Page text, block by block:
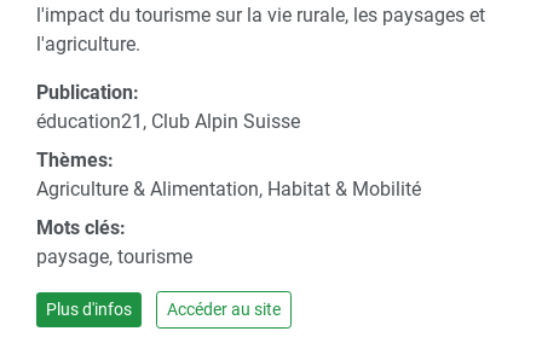
l'impact du tourisme sur la vie rurale, les paysages et
l'agriculture.
Publication:
éducation21, Club Alpin Suisse
Thèmes:
Agriculture & Alimentation, Habitat & Mobilité
Mots clés:
paysage, tourisme
Plus d'infos Accéder au site